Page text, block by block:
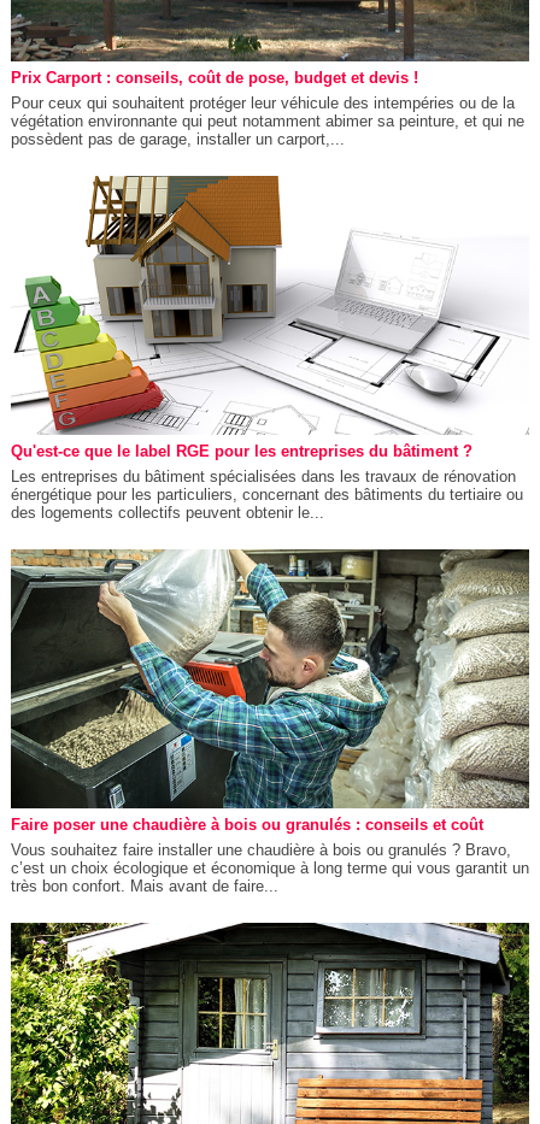
Prix Carport : conseils, coût de pose, budget et devis !
Pour ceux qui souhaitent protéger leur véhicule des intempéries ou de la
végétation environnante qui peut notamment abimer sa peinture, et qui ne
possèdent pas de garage, installer un carport,...
Qu'est-ce que le label RGE pour les entreprises du bâtiment ?
Les entreprises du bâtiment spécialisées dans les travaux de rénovation
énergétique pour les particuliers, concernant des bâtiments du tertiaire ou
des logements collectifs peuvent obtenir le...
Faire poser une chaudière à bois ou granulés : conseils et coût
Vous souhaitez faire installer une chaudière à bois ou granulés ? Bravo,
c’est un choix écologique et économique à long terme qui vous garantit un
très bon confort. Mais avant de faire...